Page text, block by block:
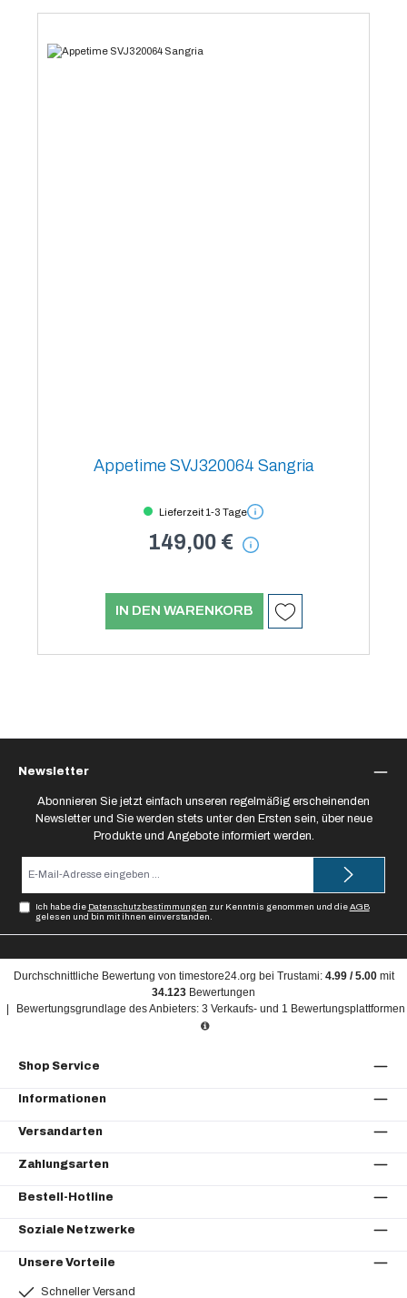
Appetime SVJ320064 Sangria
Lieferzeit 1-3 Tage
149,00 €
IN DEN WARENKORB
Durchschnittliche Bewertung von timestore24.org bei Trustami: 4.99/5.00mit
34.123 Bewertungen
|
Bewertungsgrundlage des Anbieters: 3 Verkaufs- und 1 Bewertungsplattformen
Newsletter
Abonnieren Sie jetzt einfach unseren regelmäßig erscheinenden
Newsletter und Sie werden stets unter den Ersten sein, über neue
Produkte und Angebote informiert werden.
Ich habe die Datenschutzbestimmungen zur Kenntnis genommen und dieAGB
gelesen und bin mit ihnen einverstanden.
Shop Service
Informationen
Versandarten
Zahlungsarten
Bestell-Hotline
Soziale Netzwerke
Unsere Vorteile
Schneller Versand